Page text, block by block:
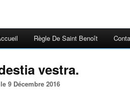
Règle De Saint Benoît
vestra.
le 9 Décembre 2016